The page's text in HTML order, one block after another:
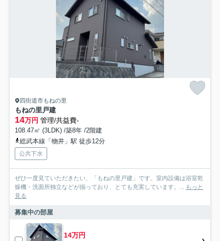
四街道市もねの里
もねの里戸建
14万円 管理/共益費-
108.47㎡ (3LDK) /築8年 /2階建
総武本線「物井」駅 徒歩12分
公共下水
ぜひ一度見ていただきたい、「もねの里戸建」です。室内設備は浴室乾
燥機・洗面所独立などが揃っており、とても充実しています。... もっと
見る
募集中の部屋
14万円